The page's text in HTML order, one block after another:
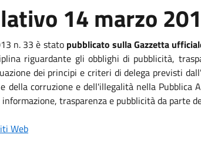
14 marzo
n. 33 è stato pubblicato sulla Gazzetta
riguardante gli obblighi di pubblicità,
dei principi e criteri di delega previsti
della corruzione e dell'illegalità nella
trasparenza e pubblicità da parte
Web